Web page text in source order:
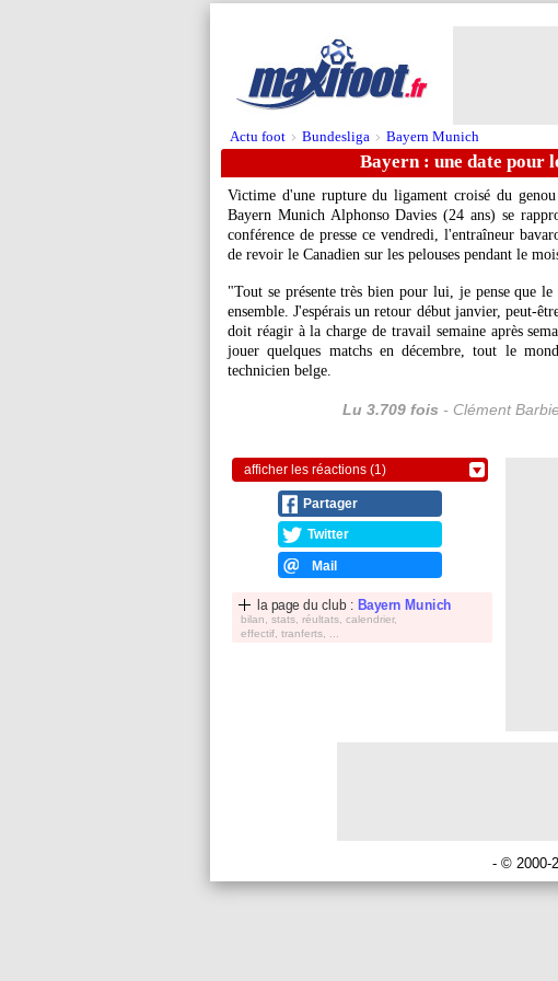
Actu foot > Bundesliga > Bayern Munich
Bayern : une date pour
Victime d'une rupture du ligament croisé du
Bayern Munich Alphonso Davies (24 ans) se
conférence de presse ce vendredi, l'entraîneur
de revoir le Canadien sur les pelouses pendant le
"Tout se présente très bien pour lui, je pense que
ensemble. J'espérais un retour début janvier, peut-
doit réagir à la charge de travail semaine après
jouer quelques matchs en décembre, tout le
technicien belge.
Lu 3.709 fois - Clément
afficher les réactions (1)
Partager
Twitter
Mail
la page du club : Bayern Munich
bilan, stats, réultats, calendrier,
effectif, tranferts, ...
- © 2000-